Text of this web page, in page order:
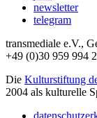
newsletter
telegram
transmediale e.V.,
+49 (0)30 959 994
Die Kulturstiftung
2004 als kulturelle